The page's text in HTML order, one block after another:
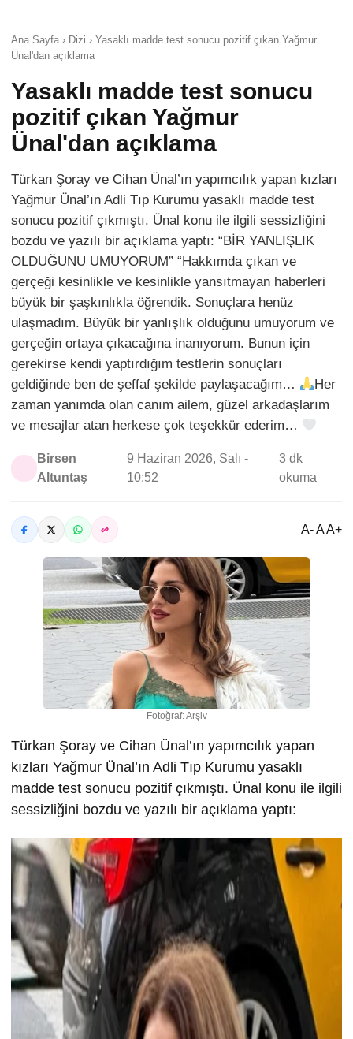
Ana Sayfa › Dizi › Yasaklı madde test sonucu pozitif çıkan Yağmur
Ünal'dan açıklama
Yasaklı madde test sonucu
pozitif çıkan Yağmur
Ünal'dan açıklama
Türkan Şoray ve Cihan Ünal’ın yapımcılık yapan kızları
Yağmur Ünal’ın Adli Tıp Kurumu yasaklı madde test
sonucu pozitif çıkmıştı. Ünal konu ile ilgili sessizliğini
bozdu ve yazılı bir açıklama yaptı: “BİR YANLIŞLIK
OLDUĞUNU UMUYORUM” “Hakkımda çıkan ve
gerçeği kesinlikle ve kesinlikle yansıtmayan haberleri
büyük bir şaşkınlıkla öğrendik. Sonuçlara henüz
ulaşmadım. Büyük bir yanlışlık olduğunu umuyorum ve
gerçeğin ortaya çıkacağına inanıyorum. Bunun için
gerekirse kendi yaptırdığım testlerin sonuçları
geldiğinde ben de şeffaf şekilde paylaşacağım…
Her
zaman yanımda olan canım ailem, güzel arkadaşlarım
ve mesajlar atan herkese çok teşekkür ederim…
Birsen
Altuntaş
9 Haziran 2026, Salı -
10:52
3 dk
okuma
A- A A+
Fotoğraf: Arşiv
Türkan Şoray ve Cihan Ünal’ın yapımcılık yapan
kızları Yağmur Ünal’ın Adli Tıp Kurumu yasaklı
madde test sonucu pozitif çıkmıştı. Ünal konu ile ilgili
sessizliğini bozdu ve yazılı bir açıklama yaptı: